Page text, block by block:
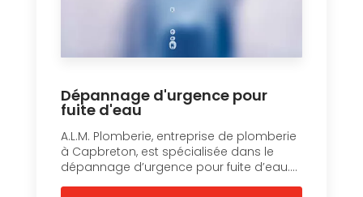
Dépannage d'urgence pour
fuite d'eau
A.L.M. Plomberie, entreprise de plomberie
à Capbreton, est spécialisée dans le
dépannage d’urgence pour fuite d’eau....